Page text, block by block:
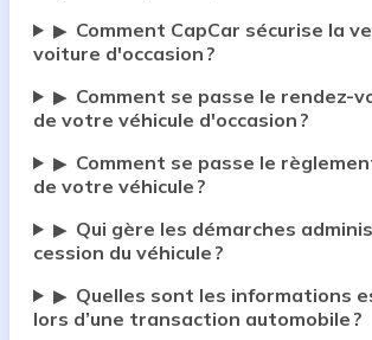
▶ Comment CapCar sécurise la
voiture d'occasion ?
▶ Comment se passe le rendez-
de votre véhicule d'occasion ?
▶ Comment se passe le
de votre véhicule ?
▶ Qui gère les démarches
cession du véhicule ?
▶ Quelles sont les informations
lors d’une transaction automobile ?